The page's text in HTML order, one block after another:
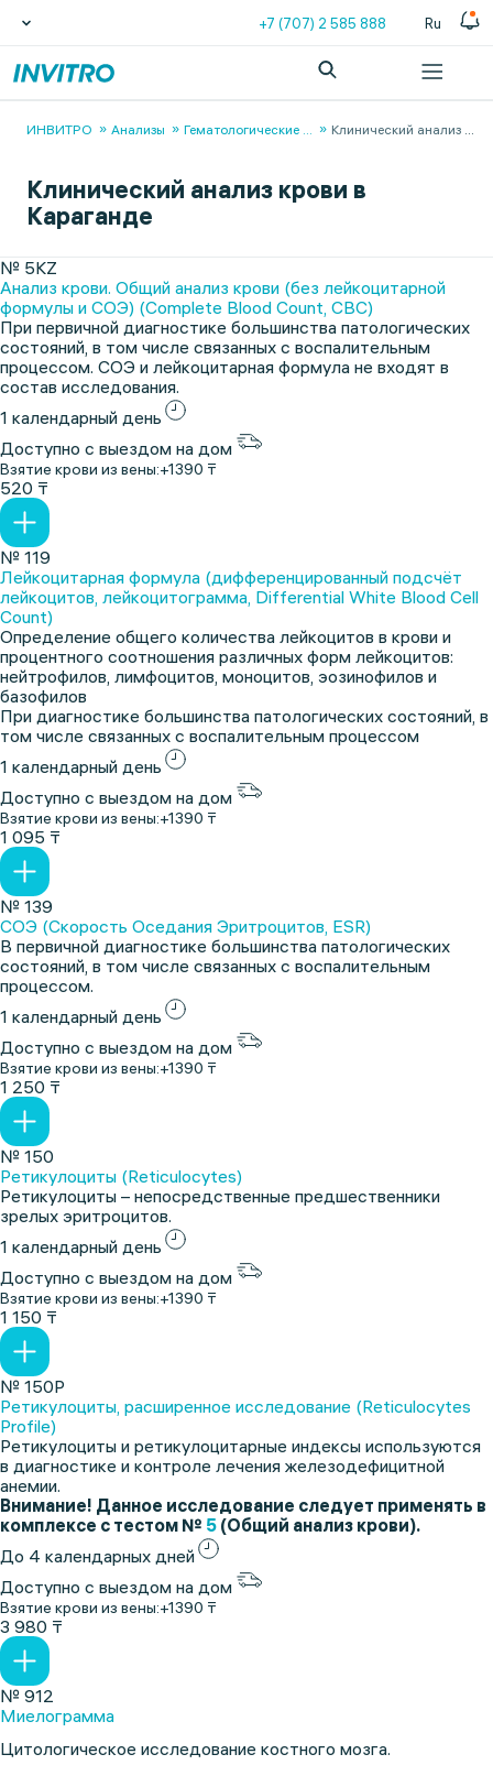
+7 (707) 2 585 888 Ru
ИНВИТРО Анализы Гематологические ... Клинический анализ ...
Клинический анализ крови в
Караганде
№ 5KZ
Анализ крови. Общий анализ крови (без лейкоцитарной
формулы и СОЭ) (Complete Blood Count, CBC)
При первичной диагностике большинства патологических
состояний, в том числе связанных с воспалительным
процессом. СОЭ и лейкоцитарная формула не входят в
состав исследования.
1 календарный день
Доступно с выездом на дом
Взятие крови из вены:+1390 ₸
520 ₸
№ 119
Лейкоцитарная формула (дифференцированный подсчёт
лейкоцитов, лейкоцитограмма, Differential White Blood Cell
Count)
Определение общего количества лейкоцитов в крови и
процентного соотношения различных форм лейкоцитов:
нейтрофилов, лимфоцитов, моноцитов, эозинофилов и
базофилов
При диагностике большинства патологических состояний, в
том числе связанных с воспалительным процессом
1 календарный день
Доступно с выездом на дом
Взятие крови из вены:+1390 ₸
1 095 ₸
№ 139
СОЭ (Cкорость Оседания Эритроцитов, ESR)
В первичной диагностике большинства патологических
состояний, в том числе связанных с воспалительным
процессом.
1 календарный день
Доступно с выездом на дом
Взятие крови из вены:+1390 ₸
1 250 ₸
№ 150
Ретикулоциты (Reticulocytes)
Ретикулоциты – непосредственные предшественники
зрелых эритроцитов.
1 календарный день
Доступно с выездом на дом
Взятие крови из вены:+1390 ₸
1 150 ₸
№ 150Р
Ретикулоциты, расширенное исследование (Reticulocytes
Profile)
Ретикулоциты и ретикулоцитарные индексы используются
в диагностике и контроле лечения железодефицитной
анемии.
Внимание! Данное исследование следует применять в
комплексе с тестом № 5 (Общий анализ крови).
До 4 календарных дней
Доступно с выездом на дом
Взятие крови из вены:+1390 ₸
3 980 ₸
№ 912
Миелограмма
Цитологическое исследование костного мозга.